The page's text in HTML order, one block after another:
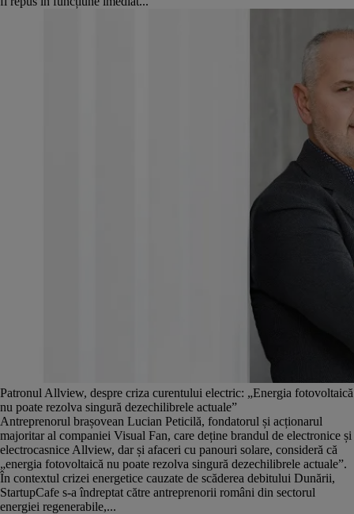
Patronul Allview, despre criza curentului electric: „Energia fotovoltaică
nu poate rezolva singură dezechilibrele actuale”
Antreprenorul brașovean Lucian Peticilă, fondatorul și acționarul
majoritar al companiei Visual Fan, care deține brandul de electronice și
electrocasnice Allview, dar și afaceri cu panouri solare, consideră că
„energia fotovoltaică nu poate rezolva singură dezechilibrele actuale”.
În contextul crizei energetice cauzate de scăderea debitului Dunării,
StartupCafe s-a îndreptat către antreprenorii români din sectorul
energiei regenerabile,...